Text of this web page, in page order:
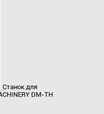
Станок для
DM-TH